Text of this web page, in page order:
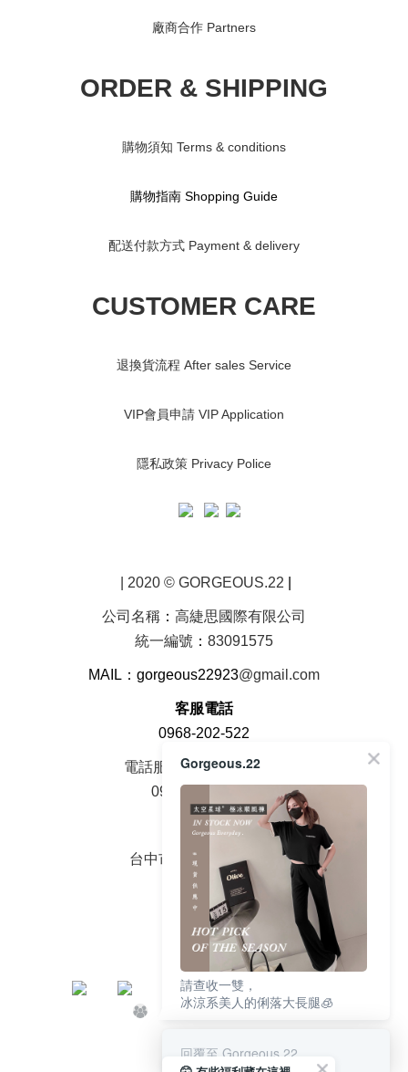
廠商合作 Partners
ORDER & SHIPPING
購物須知 Terms & conditions
購物指南 Shopping Guide
配送付款方式 Payment & delivery
CUSTOMER CARE
退換貨流程 After sales Service
VIP會員申請 VIP Application
隱私政策 Privacy Police
| 2020 © GORGEOUS.22
公司名稱 ： 高緁思國際有限公司
統一編號 ： 83091575
MAIL：gorgeous22923@gmail.com
客服電話
0968-202-522
電話服務時間周一至周五
09：00 - 18：00
面交地址
台中市大雅區中山路2號
Gorgeous.22
請查收一雙，
冰涼系美人的俐落大長腿🧊
回覆至 Gorgeous.22